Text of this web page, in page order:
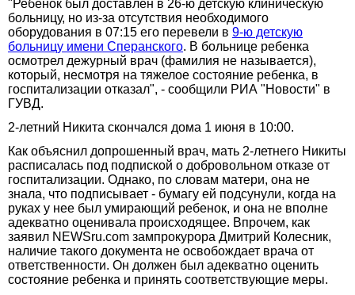
"Ребенок был доставлен в 26-ю детскую клиническую
больницу, но из-за отсутствия необходимого
оборудования в 07:15 его перевели в 9-ю детскую
больницу имени Сперанского. В больнице ребенка
осмотрел дежурный врач (фамилия не называется),
который, несмотря на тяжелое состояние ребенка, в
госпитализации отказал", - сообщили РИА "Новости" в
ГУВД.
2-летний Hикита скончался дома 1 июня в 10:00.
Как объяснил допрошенный врач, мать 2-летнего Никиты
расписалась под подпиской о добровольном отказе от
госпитализации. Однако, по словам матери, она не
знала, что подписывает - бумагу ей подсунули, когда на
руках у нее был умирающий ребенок, и она не вполне
адекватно оценивала происходящее. Впрочем, как
заявил NEWSru.com зампрокурора Дмитрий Колесник,
наличие такого документа не освобождает врача от
ответственности. Он должен был адекватно оценить
состояние ребенка и принять соответствующие меры.